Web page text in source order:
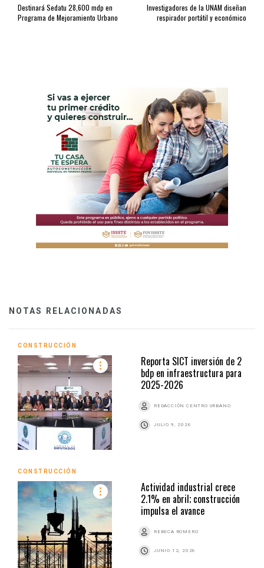
Destinará Sedatu 28,600 mdp en
Programa de Mejoramiento Urbano
Investigadores de la UNAM diseñan
respirador portátil y económico
NOTAS RELACIONADAS
CONSTRUCCIÓN
Reporta SICT inversión de 2
bdp en infraestructura para
2025-2026
REDACCIÓN CENTRO URBANO
JULIO 9, 2026
CONSTRUCCIÓN
Actividad industrial crece
2.1% en abril; construcción
impulsa el avance
REBECA ROMERO
JUNIO 12, 2026